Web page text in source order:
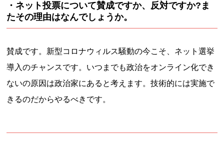
・ネット投票について賛成ですか、反対ですか?ま
たその理由はなんでしょうか。
賛成です。新型コロナウィルス騒動の今こそ、ネット選挙
導入のチャンスです。いつまでも政治をオンライン化でき
ないの原因は政治家にあると考えます。技術的には実施で
きるのだからやるべきです。